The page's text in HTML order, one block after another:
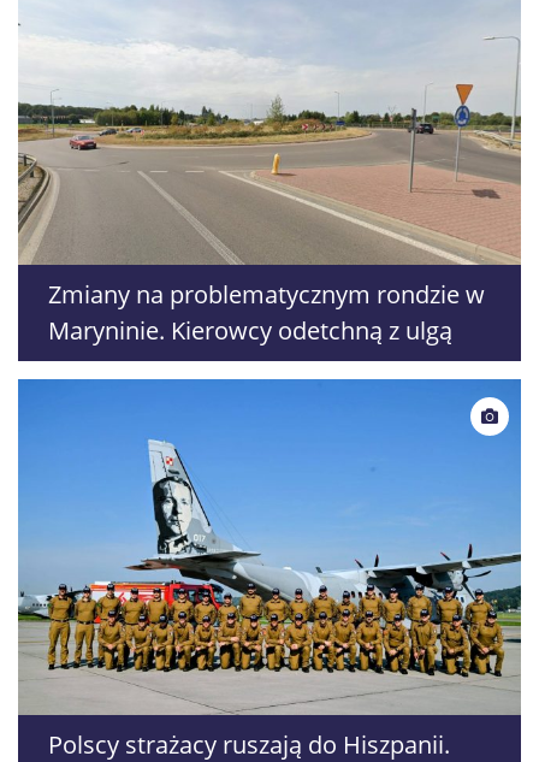
Zmiany na problematycznym rondzie w
Maryninie. Kierowcy odetchną z ulgą
Polscy strażacy ruszają do Hiszpanii.